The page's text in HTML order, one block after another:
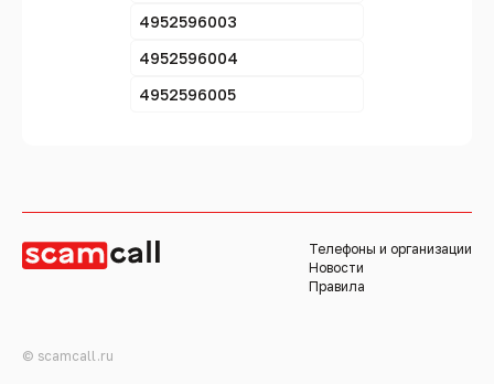
4952596003
4952596004
4952596005
Телефоны и организации
Новости
Правила
© scamcall.ru